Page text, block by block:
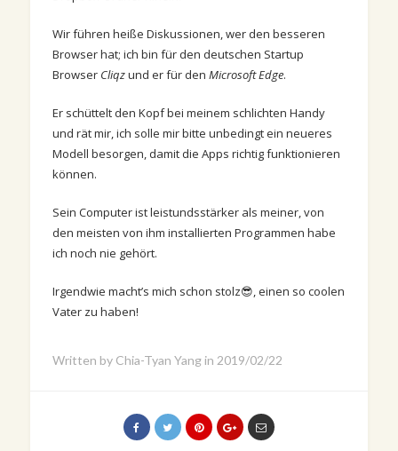
Wir führen heiße Diskussionen, wer den besseren
Browser hat; ich bin für den deutschen Startup
Browser Cliqzund er für den Microsoft Edge.
Er schüttelt den Kopf bei meinem schlichten Handy
und rät mir, ich solle mir bitte unbedingt ein neueres
Modell besorgen, damit die Apps richtig funktionieren
können.
Sein Computer ist leistundsstärker als meiner, von
den meisten von ihm installierten Programmen habe
ich noch nie gehört.
Irgendwie macht’s mich schon stolz😎, einen so coolen
Vater zu haben!
Written by Chia-Tyan Yang in 2019/02/22